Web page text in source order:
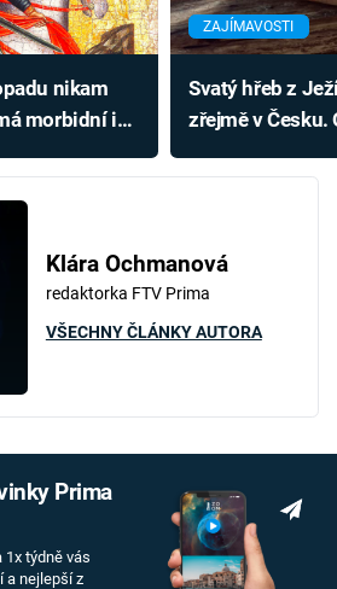
nikam
morbidní i
ZAJÍMAVOSTI
Svatý hřeb z
zřejmě v
Klára Ochmanová
redaktorka FTV Prima
VŠECHNY ČLÁNKY AUTORA
Prima
týdně vás
a nejlepší z